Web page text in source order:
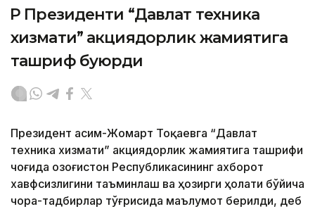
ҚР Президенти “Давлат техника
хизмати” акциядорлик жамиятига
ташриф буюрди
Президент Қасим-Жомарт Тоқаевга “Давлат
техника хизмати” акциядорлик жамиятига ташрифи
чоғида Қозоғистон Республикасининг ахборот
хавфсизлигини таъминлаш ва ҳозирги ҳолати бўйича
чора-тадбирлар тўғрисида маълумот берилди, деб